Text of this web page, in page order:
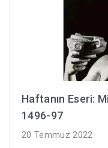
Haftanın Eseri:
1496-97
20 Temmuz 2022